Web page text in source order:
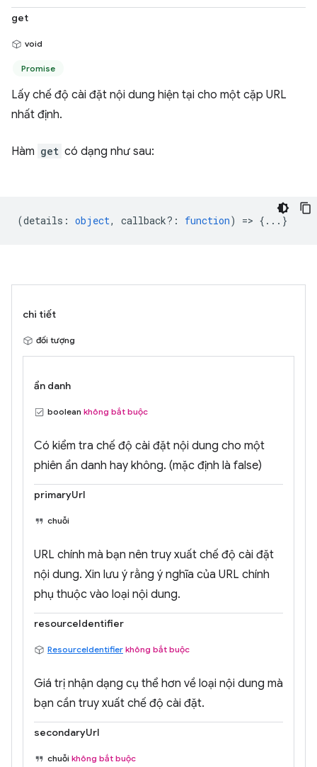
get
void
Promise
Lấy chế độ cài đặt nội dung hiện tại cho một cặp URL
nhất định.
Hàm get có dạng như sau:
(details : object, callback? : function) => {...}
chi tiết
đối tượng
ẩn danh
boolean không bắt buộc
Có kiểm tra chế độ cài đặt nội dung cho một
phiên ẩn danh hay không. (mặc định là false)
primaryUrl
chuỗi
URL chính mà bạn nên truy xuất chế độ cài đặt
nội dung. Xin lưu ý rằng ý nghĩa của URL chính
phụ thuộc vào loại nội dung.
resourceIdentifier
ResourceIdentifier không bắt buộc
Giá trị nhận dạng cụ thể hơn về loại nội dung mà
bạn cần truy xuất chế độ cài đặt.
secondaryUrl
chuỗi không bắt buộc